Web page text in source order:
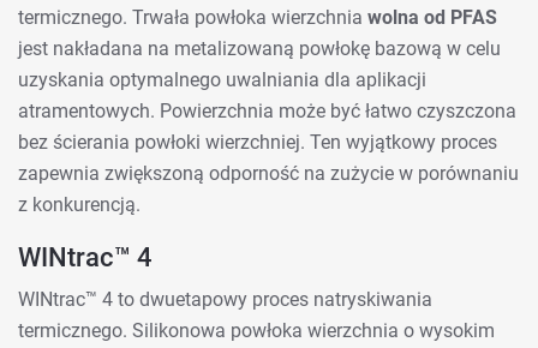
termicznego. Trwała powłoka wierzchnia wolna od PFAS
jest nakładana na metalizowaną powłokę bazową w celu
uzyskania optymalnego uwalniania dla aplikacji
atramentowych. Powierzchnia może być łatwo czyszczona
bez ścierania powłoki wierzchniej. Ten wyjątkowy proces
zapewnia zwiększoną odporność na zużycie w porównaniu
z konkurencją.
WINtrac™ 4
WINtrac™ 4 to dwuetapowy proces natryskiwania
termicznego. Silikonowa powłoka wierzchnia o wysokim